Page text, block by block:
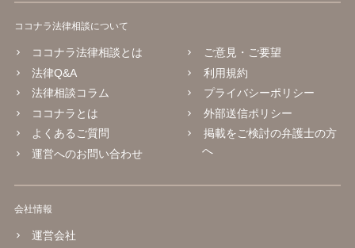
ココナラ法律相談について
ココナラ法律相談とは
法律Q&A
法律相談コラム
ココナラとは
よくあるご質問
運営へのお問い合わせ
ご意見・ご要望
利用規約
プライバシーポリシー
外部送信ポリシー
掲載をご検討の弁護士の方
へ
会社情報
運営会社